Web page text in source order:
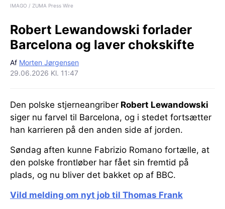
IMAGO / ZUMA Press Wire
Robert Lewandowski forlader
Barcelona og laver chokskifte
Af Morten Jørgensen
29.06.2026 Kl. 11:47
Den polske stjerneangriber Robert Lewandowski
siger nu farvel til Barcelona, og i stedet fortsætter
han karrieren på den anden side af jorden.
Søndag aften kunne Fabrizio Romano fortælle, at
den polske frontløber har fået sin fremtid på
plads, og nu bliver det bakket op af BBC.
Vild melding om nyt job til Thomas Frank